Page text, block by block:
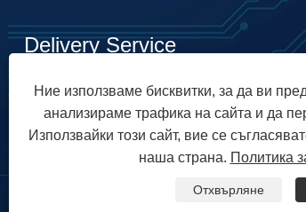
Delivery Service
Авторско право © 2023 Unixplore Electronics
Ние използваме бисквитки, за да ви
анализираме трафика на сайта и да
Използвайки този сайт, вие се
наша страна. Политика
Отхвърляне